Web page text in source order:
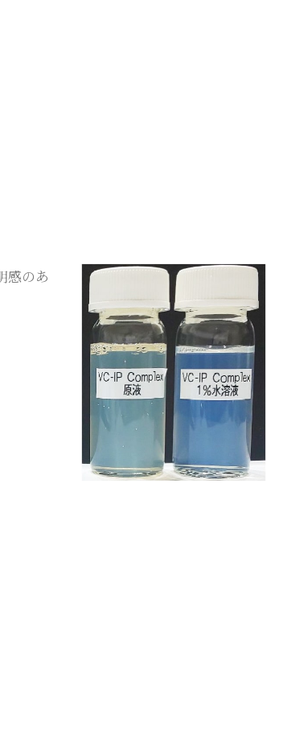
感のあ